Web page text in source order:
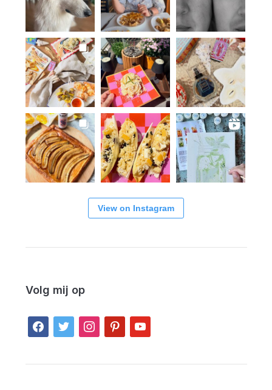
View on Instagram
Volg mij op
facebook
twitter instagrampinterestyoutube